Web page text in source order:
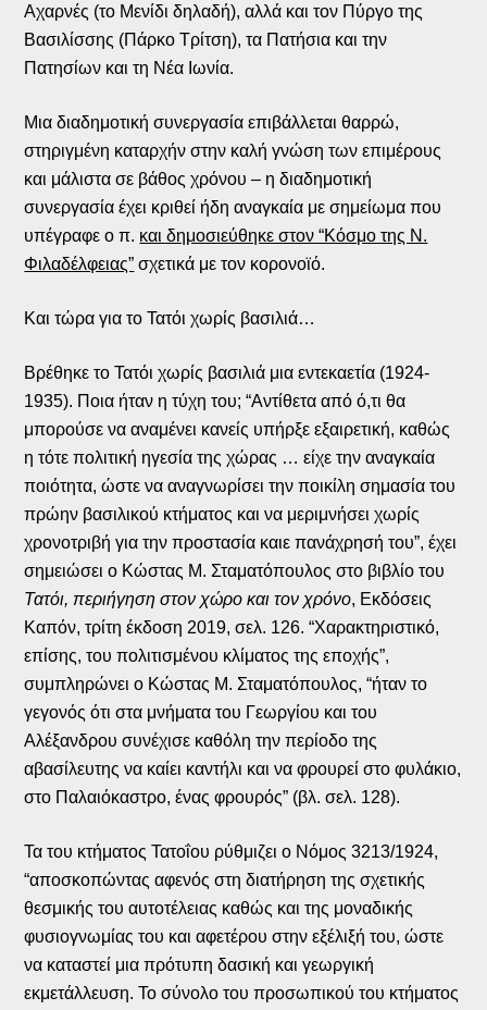
Αχαρνές (το Μενίδι δηλαδή), αλλά και τον Πύργο της
Βασιλίσσης (Πάρκο Τρίτση), τα Πατήσια και την
Πατησίων και τη Νέα Ιωνία.
Μια διαδημοτική συνεργασία επιβάλλεται θαρρώ,
στηριγμένη καταρχήν στην καλή γνώση των επιμέρους
και μάλιστα σε βάθος χρόνου – η διαδημοτική
συνεργασία έχει κριθεί ήδη αναγκαία με σημείωμα που
υπέγραφε ο π. και δημοσιεύθηκε στον “Κόσμο της Ν.
Φιλαδέλφειας” σχετικά με τον κορονοϊό.
Και τώρα για το Τατόι χωρίς βασιλιά…
Βρέθηκε το Τατόι χωρίς βασιλιά μια εντεκαετία (1924-
1935). Ποια ήταν η τύχη του; “Αντίθετα από ό,τι θα
μπορούσε να αναμένει κανείς υπήρξε εξαιρετική, καθώς
η τότε πολιτική ηγεσία της χώρας … είχε την αναγκαία
ποιότητα, ώστε να αναγνωρίσει την ποικίλη σημασία του
πρώην βασιλικού κτήματος και να μεριμνήσει χωρίς
χρονοτριβή για την προστασία καιε πανάχρησή του”, έχει
σημειώσει ο Κώστας Μ. Σταματόπουλος στο βιβλίο του
Τατόι, περιήγηση στον χώρο και τον χρόνο, Εκδόσεις
Καπόν, τρίτη έκδοση 2019, σελ. 126. “Χαρακτηριστικό,
επίσης, του πολιτισμένου κλίματος της εποχής”,
συμπληρώνει ο Κώστας Μ. Σταματόπουλος, “ήταν το
γεγονός ότι στα μνήματα του Γεωργίου και του
Αλέξανδρου συνέχισε καθόλη την περίοδο της
αβασίλευτης να καίει καντήλι και να φρουρεί στο φυλάκιο,
στο Παλαιόκαστρο, ένας φρουρός” (βλ. σελ. 128).
Τα του κτήματος Τατοΐου ρύθμιζει ο Νόμος 3213/1924,
“αποσκοπώντας αφενός στη διατήρηση της σχετικής
θεσμικής του αυτοτέλειας καθώς και της μοναδικής
φυσιογνωμίας του και αφετέρου στην εξέλιξή του, ώστε
να καταστεί μια πρότυπη δασική και γεωργική
εκμετάλλευση. Το σύνολο του προσωπικού του κτήματος